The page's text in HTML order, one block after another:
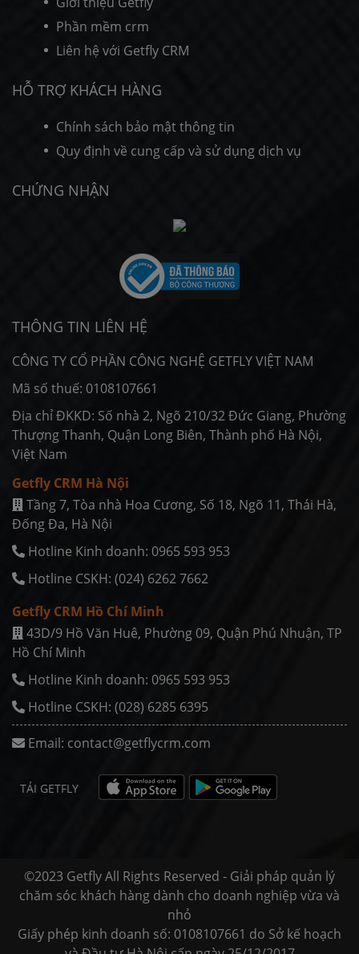
Phần mềm crm
Liên hệ với Getfly CRM
HỖ TRỢ KHÁCH HÀNG
Chính sách bảo mật thông tin
Quy định về cung cấp và sử dụng dịch vụ
CHỨNG NHẬN
THÔNG TIN LIÊN HỆ
CÔNG TY CỔ PHẦN CÔNG NGHỆ GETFLY VIỆT NAM
Mã số thuế: 0108107661
Địa chỉ ĐKKD: Số nhà 2, Ngõ 210/32 Đức Giang, Phường
Thượng Thanh, Quận Long Biên, Thành phố Hà Nội,
Việt Nam
Getfly CRM Hà Nội
Tầng 7, Tòa nhà Hoa Cương, Số 18, Ngõ 11, Thái Hà,
Ðống Ða, Hà Nội
Hotline Kinh doanh: 0965 593 953
Hotline CSKH: (024) 6262 7662
Getfly CRM Hồ Chí Minh
43D/9 Hồ Văn Huê, Phường 09, Quận Phú Nhuận, TP
Hồ Chí Minh
Hotline Kinh doanh: 0965 593 953
Hotline CSKH: (028) 6285 6395
Email: contact@getflycrm.com
TẢI GETFLY
©2023 Getfly All Rights Reserved - Giải pháp quản lý
chăm sóc khách hàng dành cho doanh nghiệp vừa và
nhỏ
Giấy phép kinh doanh số: 0108107661 do Sở kế hoạch